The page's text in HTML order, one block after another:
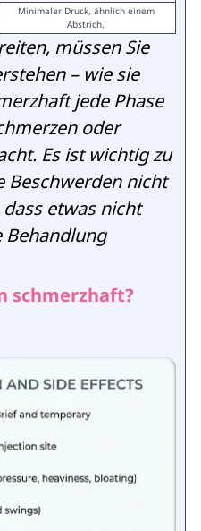
Minimaler Druck, ähnlich einem
Abstrich.
müssen Sie
– wie sie
jede Phase
oder
Es ist wichtig zu
Beschwerden nicht
etwas nicht
schmerzhaft?